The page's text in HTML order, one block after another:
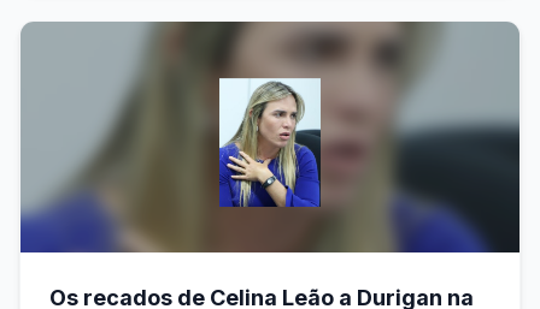
Os recados de Celina Leão a Durigan na